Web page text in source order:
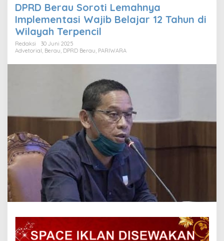
DPRD Berau Soroti Lemahnya
Implementasi Wajib Belajar 12 Tahun di
Wilayah Terpencil
Redaksi
30 Juni 2025
Advetorial Berau DPRD Berau PARIWARA